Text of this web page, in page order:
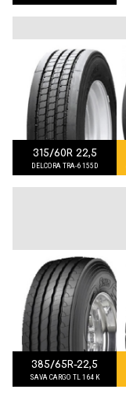
315/60R 22,5
DELCORA TRA-6 155D
385/65R-22,5
SAVA CARGO TL 164 K